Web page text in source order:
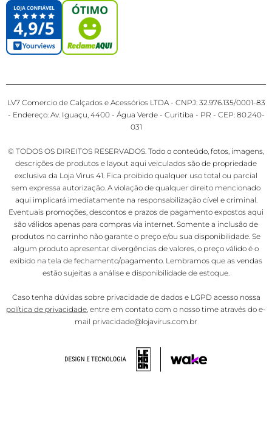
LV7 Comercio de Calçados e Acessórios LTDA - CNPJ: 32.976.135/0001-83
- Endereço: Av. Iguaçu, 4400 - Água Verde - Curitiba - PR - CEP: 80.240-
031
© TODOS OS DIREITOS RESERVADOS. Todo o conteúdo, fotos, imagens,
descrições de produtos e layout aqui veiculados são de propriedade
exclusiva da Loja Virus 41. Fica proibido qualquer uso total ou parcial
sem expressa autorização. A violação de qualquer direito mencionado
aqui implicará imediatamente na responsabilização cível e criminal.
Eventuais promoções, descontos e prazos de pagamento expostos aqui
são válidos apenas para compras via internet. Somente a inclusão de
produtos no carrinho não garante o preço e/ou sua disponibilidade. Se
algum produto apresentar divergências de valores, o preço válido é o
exibido na tela de fechamento/pagamento. Lembramos que as vendas
estão sujeitas a análise e disponibilidade de estoque.
Caso tenha dúvidas sobre privacidade de dados e LGPD acesso nossa
política de privacidade , entre em contato com o nosso time através do e-
mail privacidade@lojavirus.com.br